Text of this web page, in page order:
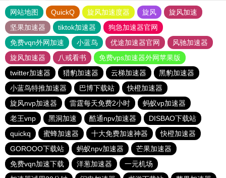
网站地图 QuickQ 旋风加速度器 旋风
旋风加速
坚果加速器
tiktok加速器
狗急加速器官网
免费vqn外网加速
小蓝鸟 优途加速器官网
风驰加速器
旋风加速器
八戒看书
免费vps加速器外网苹果版
twitter加速器
猎豹加速器 云梯加速器
黑豹加速器
小蓝鸟特推加速器
巴博下载站
快橙加速器
旋风nvp加速器
雷霆每天免费2小时
蚂蚁vp加速器
老王vnp
黑洞加速 酷通npv加速器
DISBAO下载站
quickq
蜜蜂加速器 十大免费加速神器
快橙加速器
GOROOO下载站
蚂蚁npv加速器
芒果加速器
免费vqn加速下载
洋葱加速器
一元机场